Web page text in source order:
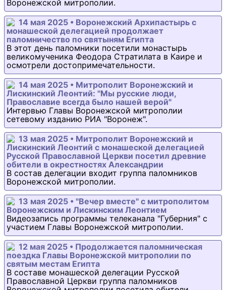
Воронежской митрополии.
14 мая 2025 • Воронежский Архипастырь с
монашеской делегацией продолжает
паломничество по святыням Египта
В этот день паломники посетили монастырь
великомученика Феодора Стратилата в Каире и
осмотрели достопримечательности.
14 мая 2025 • Митрополит Воронежский и
Лискинский Леонтий: "Мы русские люди,
Православие всегда было нашей верой"
Интервью Главы Воронежской митрополии
сетевому изданию РИА "Воронеж".
13 мая 2025 • Митрополит Воронежский и
Лискинский Леонтий с монашеской делегацией
Русской Православной Церкви посетил древние
обители в окрестностях Александрии
В состав делегации входит группа паломников
Воронежской митрополии.
13 мая 2025 • "Вечер вместе" с митрополитом
Воронежским и Лискинским Леонтием
Видеозапись программы телеканала "Губерния" с
участием Главы Воронежской митрополии.
12 мая 2025 • Продолжается паломническая
поездка Главы Воронежской митрополии по
святым местам Египта
В составе монашеской делегации Русской
Православной Церкви группа паломников